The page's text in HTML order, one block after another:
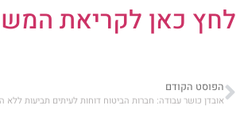
לחץ כאן לקריאת
הפוסט הקודם
אובדן כושר עבודה: חברות הביטוח דוחות לעיתים תביעות